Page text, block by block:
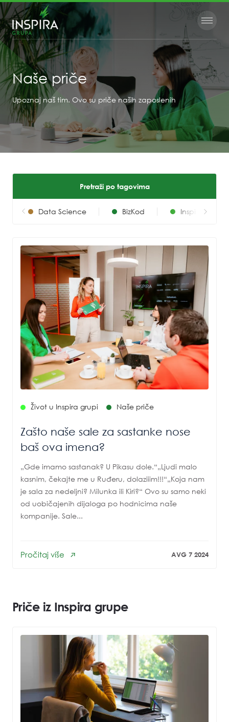
Naše priče
Upoznaj naš tim. Ovo su priče naših zaposlenih
Pretraži po tagovima
Data Science BizKod Inspira grupa
Život u Inspira grupi Naše priče
Zašto naše sale za sastanke nose
baš ova imena?
„Gde imamo sastanak? U Pikasu dole.“„Ljudi malo
kasnim, čekajte me u Ruđeru, dolaziiim!!!“„Koja nam
je sala za nedeljni? Milunka ili Kiri?“ Ovo su samo neki
od uobičajenih dijaloga po hodnicima naše
kompanije. Sale...
Pročitaj više AVG 7 2024
Priče iz Inspira grupe